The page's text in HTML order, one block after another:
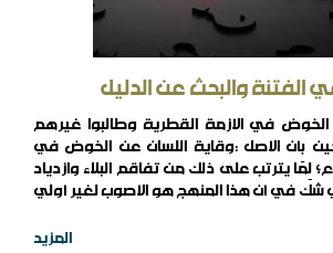
الفتنة والبحث عن الدليل
في الأزمة القطرية وطالبوا غيرهم
بأن الأصل :وقاية اللسان عن الخوض في
لِمَا يترتب على ذلك من تفاقم البلاء وازدياد
شك في أن هذا المنهج هو الأصوب لغير أولي
المصطفى صلى الله عليه وسلم بالإمساك عن
المزيد